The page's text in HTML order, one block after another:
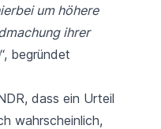
um höhere
ihrer
“, begründet
, dass ein Urteil
wahrscheinlich,